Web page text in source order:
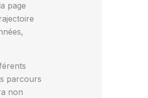
page
parcours
non